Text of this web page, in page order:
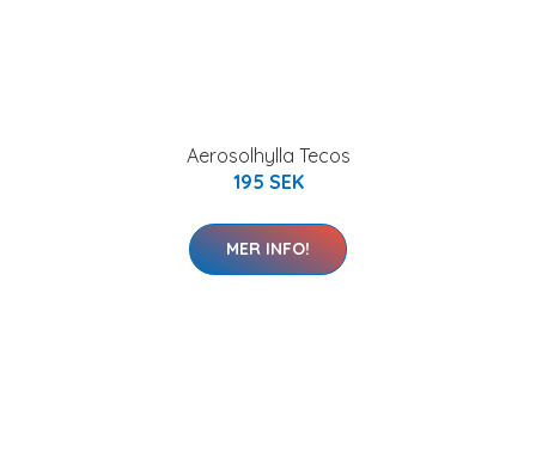
Aerosolhylla Tecos
195 SEK
MER INFO!